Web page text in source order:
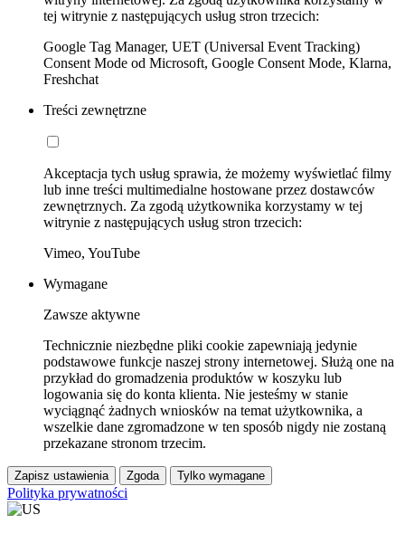
tej witrynie z następujących usług stron trzecich:
Google Tag Manager, UET (Universal Event Tracking)
Consent Mode od Microsoft, Google Consent Mode, Klarna,
Freshchat
Treści zewnętrzne
Akceptacja tych usług sprawia, że możemy wyświetlać filmy
lub inne treści multimedialne hostowane przez dostawców
zewnętrznych. Za zgodą użytkownika korzystamy w tej
witrynie z następujących usług stron trzecich:
Vimeo, YouTube
Wymagane
Zawsze aktywne
Technicznie niezbędne pliki cookie zapewniają jedynie
podstawowe funkcje naszej strony internetowej. Służą one na
przykład do gromadzenia produktów w koszyku lub
logowania się do konta klienta. Nie jesteśmy w stanie
wyciągnąć żadnych wniosków na temat użytkownika, a
wszelkie dane zgromadzone w ten sposób nigdy nie zostaną
przekazane stronom trzecim.
Zapisz ustawienia Zgoda Tylko wymagane
Polityka prywatności